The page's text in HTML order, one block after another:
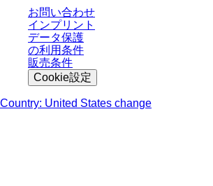
お問い合わせ
インプリント
データ保護
の利用条件
販売条件
Cookie設定
Country: United States change